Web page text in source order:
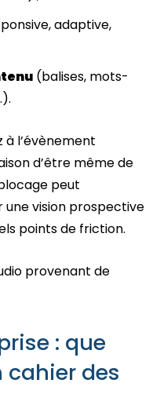
adaptive,
(balises, mots-
à l’évènement
d’être même de
peut
une vision prospective
points de friction.
provenant de
: que
cahier des